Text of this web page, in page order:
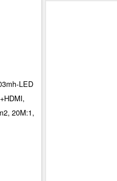
LED
20M:1,